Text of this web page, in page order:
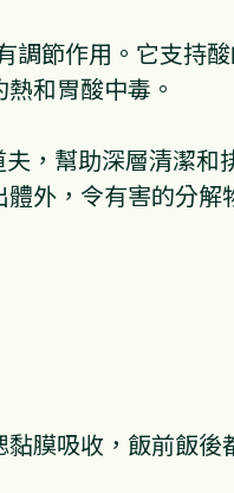
調節作用。它支持
和胃酸中毒。
，幫助深層清潔和
外，令有害的分解
膜吸收，飯前飯後